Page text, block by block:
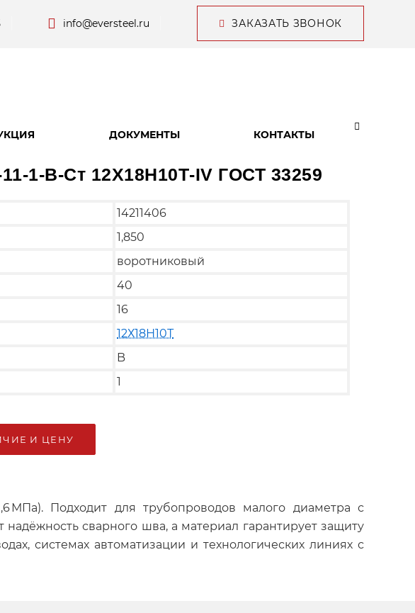
info@eversteel.ru ЗАКАЗАТЬ ЗВОНОК
ДОКУМЕНТЫ КОНТАКТЫ
1-B-Ст 12Х18Н10Т-IV ГОСТ 33259
14211406
1,850
воротниковый
40
16
12Х18Н10Т
B
1
И ЦЕНУ
МПа). Подходит для трубопроводов малого диаметра с
сварного шва, а материал гарантирует защиту
системах автоматизации и технологических линиях с